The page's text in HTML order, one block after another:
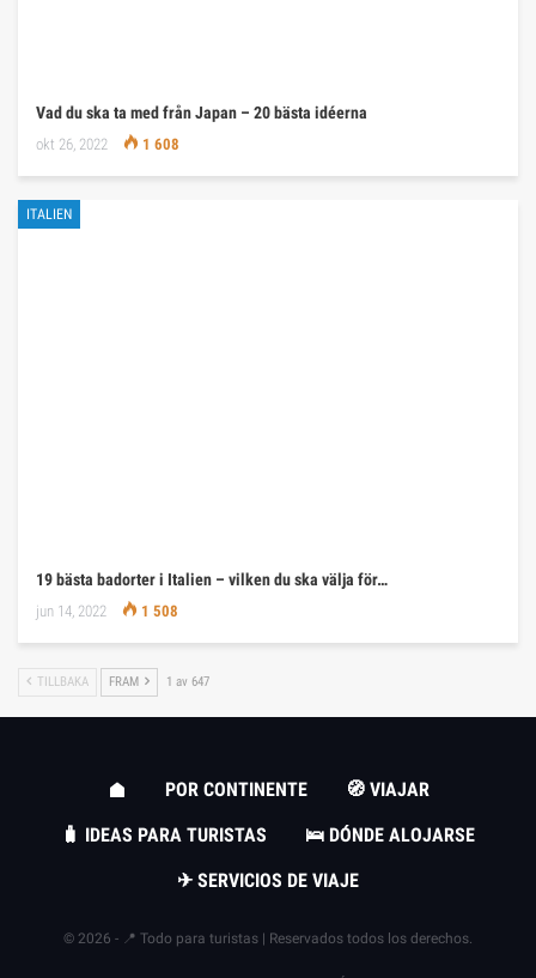
Vad du ska ta med från Japan – 20 bästa idéerna
okt 26, 2022 1 608
ITALIEN
19 bästa badorter i Italien – vilken du ska välja för…
jun 14, 2022 1 508
TILLBAKA FRAM 1 av 647
POR CONTINENTE
🧭 VIAJAR
🧳 IDEAS PARA TURISTAS
🛌 DÓNDE ALOJARSE
✈ SERVICIOS DE VIAJE
© 2026 - 📍 Todo para turistas | Reservados todos los derechos.